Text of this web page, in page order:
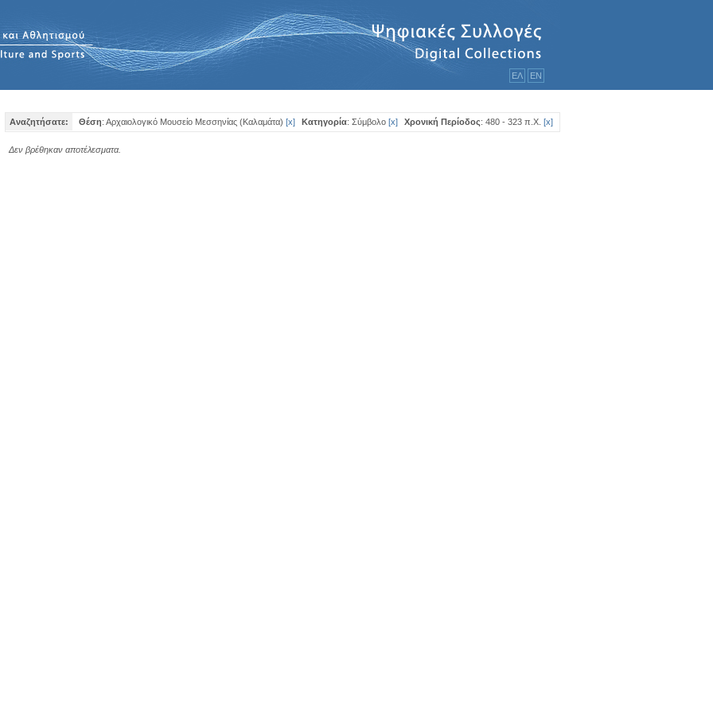
ΕΛ ΕΝ
Αναζητήσατε: Θέση: Αρχαιολογικό Μουσείο Μεσσηνίας (Καλαμάτα) [x] Κατηγορία: Σύμβολο [x] Χρονική Περίοδος: 480 - 323 π.Χ. [x]
Δεν βρέθηκαν αποτέλεσματα.